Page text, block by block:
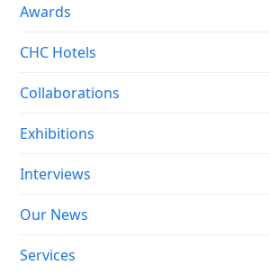
Awards
CHC Hotels
Collaborations
Exhibitions
Interviews
Our News
Services